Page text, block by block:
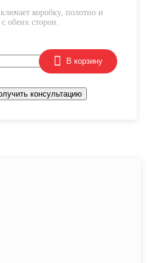
коробку, полотно и
обеих сторон.
В корзину
консультацию